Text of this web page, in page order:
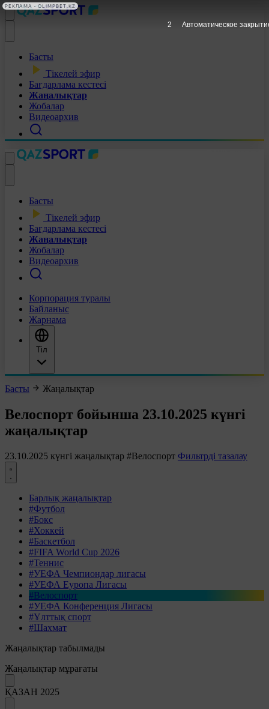
Басты
Тікелей эфир
Бағдарлама кестесі
Жаңалықтар
Жобалар
Видеоархив
Басты
Тікелей эфир
Бағдарлама кестесі
Жаңалықтар
Жобалар
Видеоархив
Корпорация туралы
Байланыс
Жарнама
Тіл
Басты Жаңалықтар
Велоспорт бойынша 23.10.2025 күнгі
жаңалықтар
23.10.2025 күнгі жаңалықтар #Велоспорт Фильтрді тазалау
Барлық жаңалықтар
#Футбол
#Бокс
#Хоккей
#Баскетбол
#FIFA World Cup 2026
#Теннис
#УЕФА Чемпиондар лигасы
#УЕФА Еуропа Лигасы
#Велоспорт
#УЕФА Конференция Лигасы
#Ұлттық спорт
#Шахмат
Жаңалықтар табылмады
Жаңалықтар мұрағаты
ҚАЗАН 2025
1 Автоматическое
РЕКЛАМА • OLIMPBET.KZ